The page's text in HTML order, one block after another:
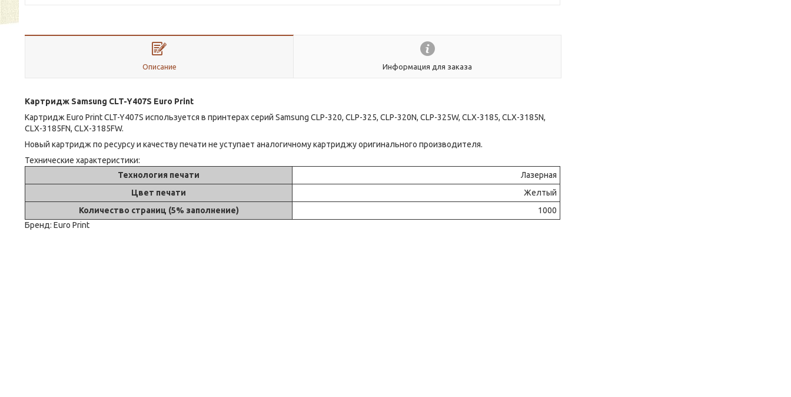
Описание Информация для заказа
Картридж Samsung CLT-Y407S Euro Print
Картридж Euro Print CLT-Y407S используется в принтерах серий Samsung CLP-320, CLP-325, CLP-320N, CLP-325W, CLX-3185, CLX-3185N,
CLX-3185FN, CLX-3185FW.
Новый картридж по ресурсу и качеству печати не уступает аналогичному картриджу оригинального производителя.
Технические характеристики:
Технология печати
Лазерная
Цвет печати
Желтый
Количество страниц (5% заполнение)
1000
Бренд: Euro Print